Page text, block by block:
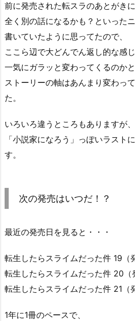
前に発売された転スラのあとがきに
全く別の話になるかも？といった
書いていたように思ってたので、
ここら辺で大どんでん返し的な感じ
一気にガラッと変わってくるのかと
ストーリーの軸はあんまり変わっ
た。
いろいろ違うところもありますが、
「小説家になろう」っぽいラスト
す。
次の発売はいつだ！？
最近の発売日を見ると・・・
転生したらスライムだった件 19（
転生したらスライムだった件 20
転生したらスライムだった件 21（
1年に1冊のペースで、